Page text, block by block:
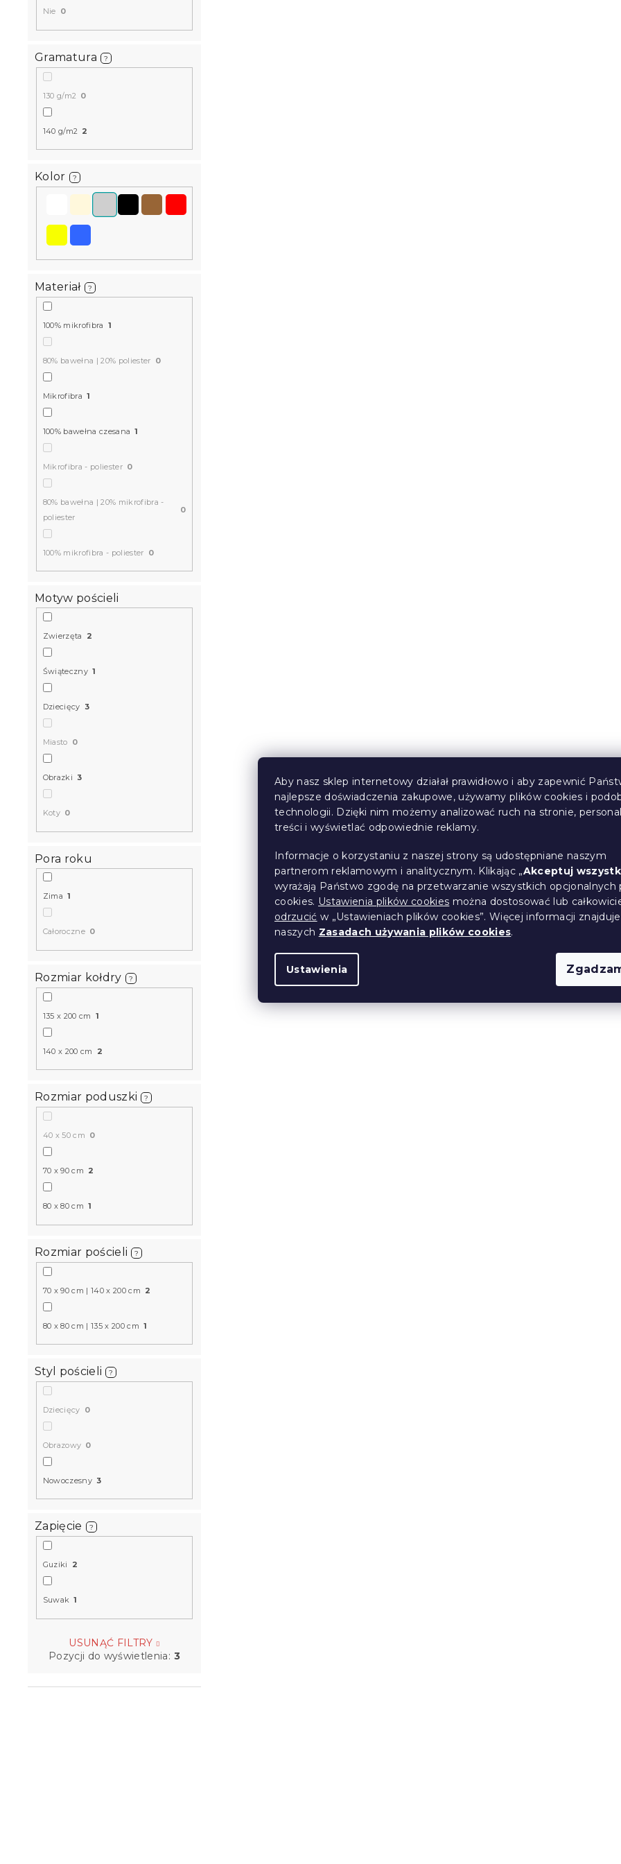
Aby nasz sklep internetowy działał prawidłowo i aby zapewnić
najlepsze doświadczenia zakupowe, używamy plików cookies i
technologii. Dzięki nim możemy analizować ruch na stronie,
treści i wyświetlać odpowiednie reklamy.
Informacje o korzystaniu z naszej strony są udostępniane naszym
partnerom reklamowym i analitycznym. Klikając „Akceptuj
wyrażają Państwo zgodę na przetwarzanie wszystkich opcjonalnych
cookies. Ustawienia plików cookies można dostosować lub
odrzucić w „Ustawieniach plików cookies”. Więcej informacji
naszych Zasadach używania plików cookies.
Ustawienia
Nie 0
Gramatura ?
130 g/m2 0
140 g/m2 2
Kolor ?
Materiał ?
100% mikrofibra 1
80% bawełna | 20% poliester 0
Mikrofibra 1
100% bawełna czesana 1
Mikrofibra - poliester 0
80% bawełna | 20% mikrofibra -
poliester
0
100% mikrofibra - poliester 0
Motyw pościeli
Zwierzęta 2
Świąteczny 1
Dziecięcy 3
Miasto 0
Obrazki 3
Koty 0
Pora roku
Zima 1
Całoroczne 0
Rozmiar kołdry ?
135 x 200 cm 1
140 x 200 cm 2
Rozmiar poduszki ?
40 x 50 cm 0
70 x 90 cm 2
80 x 80 cm 1
Rozmiar pościeli ?
70 x 90 cm | 140 x 200 cm 2
80 x 80 cm | 135 x 200 cm 1
Styl pościeli ?
Dziecięcy 0
Obrazowy 0
Nowoczesny 3
Zapięcie ?
Guziki 2
Suwak 1
USUNĄĆ FILTRY
Pozycji do wyświetlenia: 3